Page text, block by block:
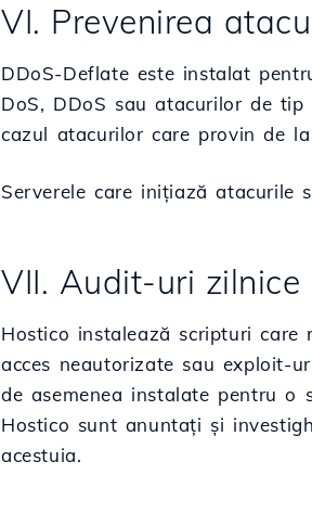
VI. Prevenirea
DDoS-Deflate este instalat
DoS, DDoS sau atacurilor de
cazul atacurilor care provin de
Serverele care inițiază atacurile
VII. Audit-uri zilnice
Hostico instalează scripturi
acces neautorizate sau exploit-
de asemenea instalate pentru o
Hostico sunt anuntați și
acestuia.